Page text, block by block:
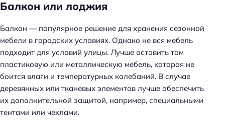
Балкон или лоджия
Балкон — популярное решение для хранения сезонной
мебели в городских условиях. Однако не вся мебель
подходит для условий улицы. Лучше оставить там
пластиковую или металлическую мебель, которая не
боится влаги и температурных колебаний. В случае
деревянных или тканевых элементов лучше обеспечить
их дополнительной защитой, например, специальными
тентами или чехлами.